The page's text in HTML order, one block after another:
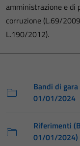
amministrazione e di
corruzione (L.69/
L.190/2012).
Bandi di
01/01/2024
Riferimenti
01/01/2024)